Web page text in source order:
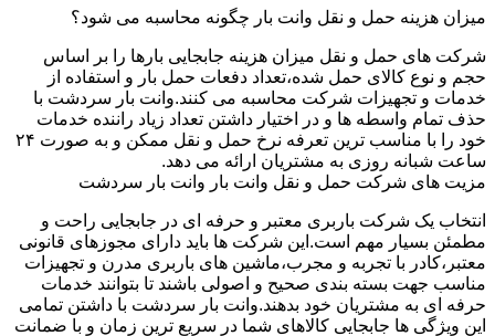
میزان هزینه حمل و نقل وانت بار چگونه محاسبه می شود؟
شرکت های حمل و نقل میزان هزینه جابجایی بارها را بر اساس
حجم و نوع کالای حمل شده،تعداد دفعات حمل بار و استفاده از
خدمات و تجهیزات شرکت محاسبه می کنند.وانت بار سردشت با
حذف تمام واسطه ها و در اختیار داشتن تعداد زیاد راننده خدمات
خود را با مناسب ترین تعرفه نرخ حمل و نقل ممکن و به صورت ۲۴
ساعت شبانه روزی به مشتریان ارائه می دهد.
مزیت های شرکت حمل و نقل وانت بار وانت بار سردشت
انتخاب یک شرکت باربری معتبر و حرفه ای در جابجایی راحت و
مطمئن بسیار مهم است.این شرکت ها باید دارای مجوزهای قانونی
معتبر،کادر با تجربه و مجرب،ماشین های باربری مدرن و تجهیزات
مناسب جهت بسته بندی صحیح و اصولی باشند تا بتوانند خدمات
حرفه ای به مشتریان خود بدهند.وانت بار سردشت با داشتن تمامی
این ویژگی ها جابجایی کالاهای شما در سریع ترین زمان و با ضمانت